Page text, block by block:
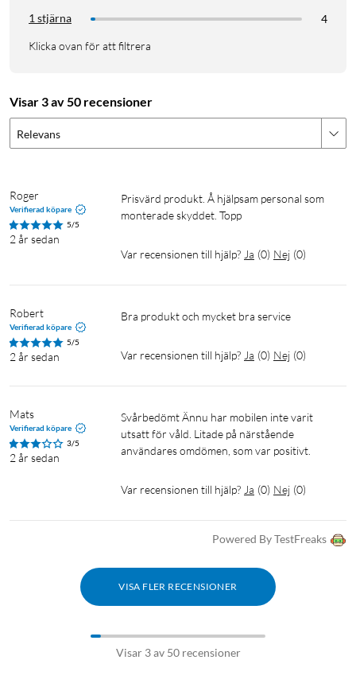
1 stjärna
4
Klicka ovan för att filtrera
Visar 3 av 50 recensioner
Relevans
Roger
Verifierad köpare
5/5
2 år sedan
Prisvärd produkt. Å hjälpsam personal som
monterade skyddet. Topp
Var recensionen till hjälp? Ja (0) Nej (0)
Robert
Verifierad köpare
5/5
2 år sedan
Bra produkt och mycket bra service
Var recensionen till hjälp? Ja (0) Nej (0)
Mats
Verifierad köpare
3/5
2 år sedan
Svårbedömt Ännu har mobilen inte varit
utsatt för våld. Litade på närstående
användares omdömen, som var positivt.
Var recensionen till hjälp? Ja (0) Nej (0)
Powered By TestFreaks
VISA FLER RECENSIONER
Visar 3 av 50 recensioner